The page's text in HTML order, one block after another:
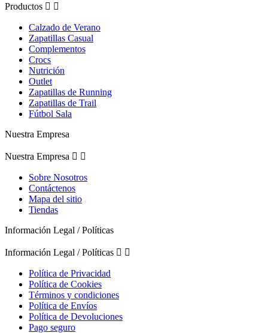
Productos  
Calzado de Verano
Zapatillas Casual
Complementos
Crocs
Nutrición
Outlet
Zapatillas de Running
Zapatillas de Trail
Fútbol Sala
Nuestra Empresa
Nuestra Empresa  
Sobre Nosotros
Contáctenos
Mapa del sitio
Tiendas
Información Legal / Políticas
Información Legal / Políticas  
Política de Privacidad
Política de Cookies
Términos y condiciones
Política de Envíos
Política de Devoluciones
Pago seguro